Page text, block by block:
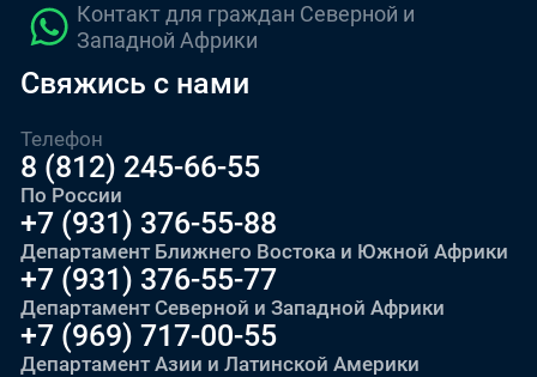
Контакт для граждан Северной и
Западной Африки
Свяжись с нами
Телефон
8 (812) 245-66-55
По России
+7 (931) 376-55-88
Департамент Ближнего Востока и Южной Африки
+7 (931) 376-55-77
Департамент Северной и Западной Африки
+7 (969) 717-00-55
Департамент Азии и Латинской Америки